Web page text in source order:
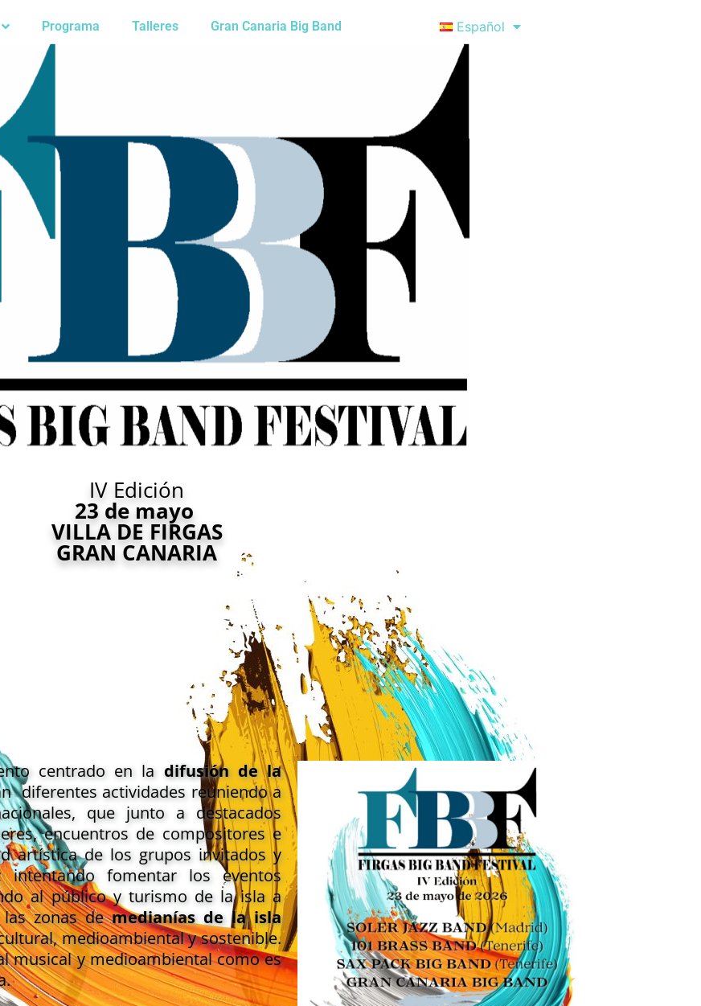
Programa Talleres Gran Canaria Big Band Español
IV Edición
23 de mayo
VILLA DE FIRGAS
GRAN CANARIA
centrado en la difusión de la
diferentes actividades reuniendo a
que junto a destacados
encuentros de compositores e
artística de los grupos invitados y
fomentar los eventos
al público y turismo de la isla a
las zonas demedianías de la isla
medioambiental y sostenible.
musical y medioambiental como es